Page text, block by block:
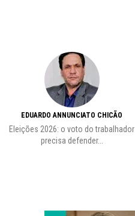
EDUARDO ANNUNCIATO CHICÃO
Eleições 2026: o voto do trabalhador
precisa defender...